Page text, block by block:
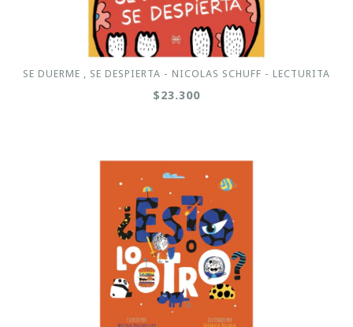
SE DUERME , SE DESPIERTA - NICOLAS SCHUFF - LECTURITA
$23.300